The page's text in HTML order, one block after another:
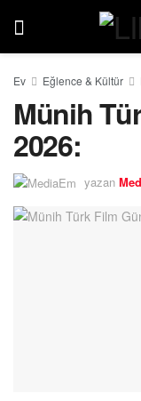
Ev Eğlence & Kültür
Münih
2026:
yazan